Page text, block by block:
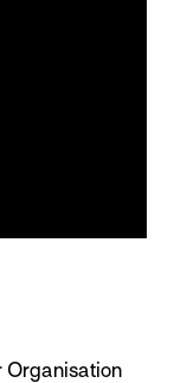
Organisation